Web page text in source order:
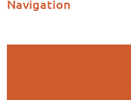
Navigation